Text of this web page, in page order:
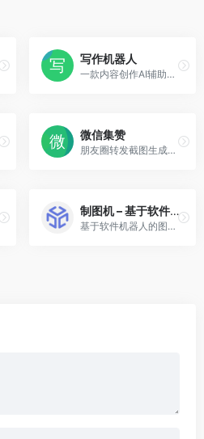
写作机器人
一款内容创作AI辅助工具
微信集赞
朋友圈转发截图生成工具
制图机 – 基于软件机器人的图片处理平台
基于软件机器人的图片处理平台